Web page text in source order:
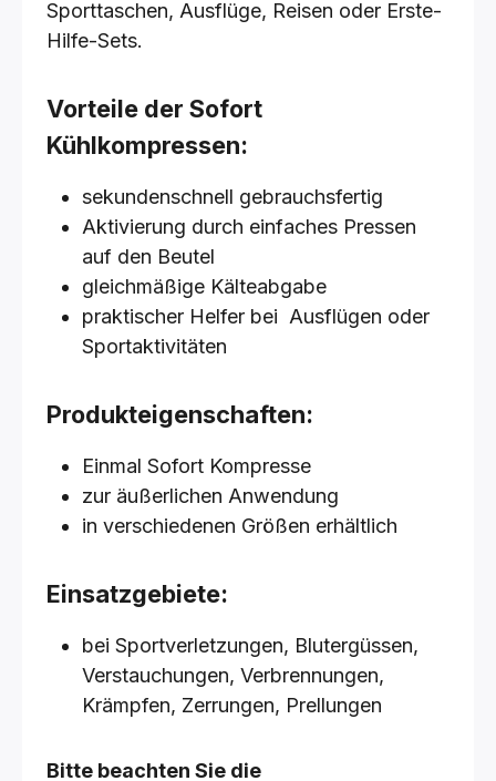
Sporttaschen, Ausflüge, Reisen oder Erste-
Hilfe-Sets.
Vorteile der Sofort
Kühlkompressen:
sekundenschnell gebrauchsfertig
Aktivierung durch einfaches Pressen
auf den Beutel
gleichmäßige Kälteabgabe
praktischer Helfer bei Ausflügen oder
Sportaktivitäten
Produkteigenschaften:
Einmal Sofort Kompresse
zur äußerlichen Anwendung
in verschiedenen Größen erhältlich
Einsatzgebiete:
bei Sportverletzungen, Blutergüssen,
Verstauchungen, Verbrennungen,
Krämpfen, Zerrungen, Prellungen
Bitte beachten Sie die